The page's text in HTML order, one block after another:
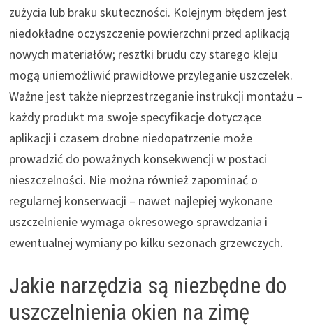
zużycia lub braku skuteczności. Kolejnym błędem jest
niedokładne oczyszczenie powierzchni przed aplikacją
nowych materiałów; resztki brudu czy starego kleju
mogą uniemożliwić prawidłowe przyleganie uszczelek.
Ważne jest także nieprzestrzeganie instrukcji montażu –
każdy produkt ma swoje specyfikacje dotyczące
aplikacji i czasem drobne niedopatrzenie może
prowadzić do poważnych konsekwencji w postaci
nieszczelności. Nie można również zapominać o
regularnej konserwacji – nawet najlepiej wykonane
uszczelnienie wymaga okresowego sprawdzania i
ewentualnej wymiany po kilku sezonach grzewczych.
Jakie narzędzia są niezbędne do
uszczelnienia okien na zimę